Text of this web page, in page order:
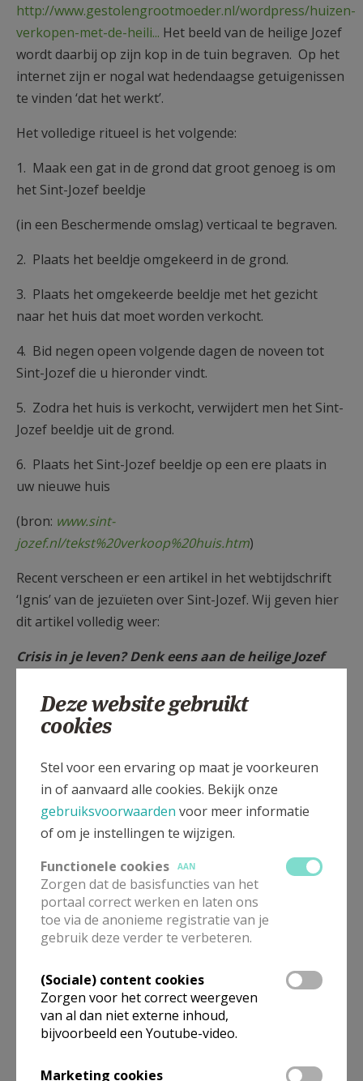
http://www.gestolengrootmoeder.nl/wordpress/huizen-
verkopen-met-de-heili... Het beeld van de heilige Jozef
wordt daarbij op zijn kop in de tuin begraven. Op het
internet zijn er nogal wat hedendaagse getuigenissen
te vinden ‘dat het werkt’.
Het volledige ritueel is het volgende:
1. Maak een gat in de grond dat groot genoeg is om
het Sint-Jozef beeldje
(in een Beschermende omslag) verticaal te begraven.
2. Plaats het beeldje omgekeerd in de grond.
3. Plaats het omgekeerde beeldje met het gezicht
naar het huis dat moet worden verkocht.
4. Bid negen opeen volgende dagen de noveen tot
Sint-Jozef die u hieronder vindt.
5. Zodra het huis is verkocht, verwijdert men het Sint-
Jozef beeldje uit de grond.
6. Plaats het Sint-Jozef beeldje op een ere plaats in
uw nieuwe huis
(bron: www.sint-
jozef.nl/tekst%20verkoop%20huis.htm)
Recent verscheen er een artikel in het webtijdschrift
‘Ignis’ van de jezuïeten over Sint-Jozef. Wij geven hier
dit artikel volledig weer:
Crisis in je leven? Denk eens aan de heilige Jozef
Wat deed Jozef toen Maria zwanger bleek? Hij ging
slapen. En dat is een heel verstandige reactie,
ondervond Johan Verschueren afgelopen jaren.
De laatste tijd heb ik meer oog gekregen voor de
figuur van Jozef en ontwikkelde ik steeds meer
sympathie voor hem. Lange tijd vond ik hem maar een
grote nul. Iemand waarvoor ik eerder
plaatsvervangende gêne dan bewondering voor
voelde. Zijn jonge verloofde niet de laan uitsturen
omdat ze zwanger werd – én niet van hem – kon ik
moeilijk als heldendaad of daad van liefde zien. En
vervolgens met haar geen betrekkingen hebben,
zoals het verhaal delicaat aangeeft, was al helemaal
onbegrijpelijk.
Té postmodern én liberaal om voor Jozef spontaan
veel begrip te kunnen koesteren
Deze website gebruikt
cookies
Stel voor een ervaring op maat je voorkeuren
in of aanvaard alle cookies. Bekijk onze
gebruiksvoorwaarden voor meer informatie
of om je instellingen te wijzigen.
Functionele cookies
AAN
Zorgen dat de basisfuncties van het
portaal correct werken en laten ons
toe via de anonieme registratie van je
gebruik deze verder te verbeteren.
(Sociale) content cookies
Zorgen voor het correct weergeven
van al dan niet externe inhoud,
bijvoorbeeld een Youtube-video.
Marketing cookies